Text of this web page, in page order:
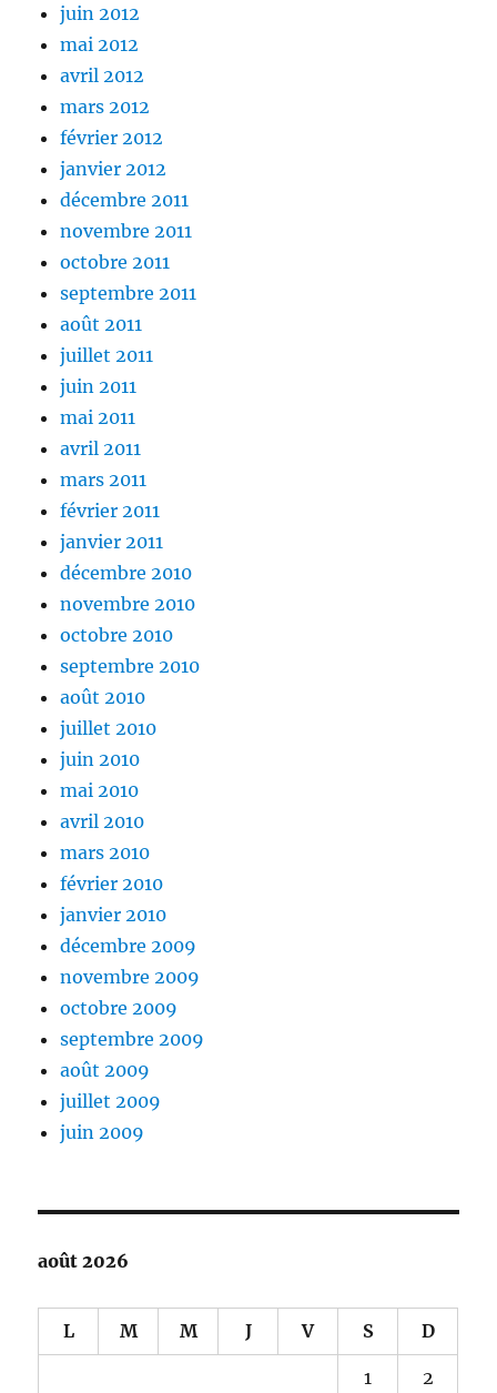
juin 2012
mai 2012
avril 2012
mars 2012
février 2012
janvier 2012
décembre 2011
novembre 2011
octobre 2011
septembre 2011
août 2011
juillet 2011
juin 2011
mai 2011
avril 2011
mars 2011
février 2011
janvier 2011
décembre 2010
novembre 2010
octobre 2010
septembre 2010
août 2010
juillet 2010
juin 2010
mai 2010
avril 2010
mars 2010
février 2010
janvier 2010
décembre 2009
novembre 2009
octobre 2009
septembre 2009
août 2009
juillet 2009
juin 2009
août 2026
L M M J V S D
1 2